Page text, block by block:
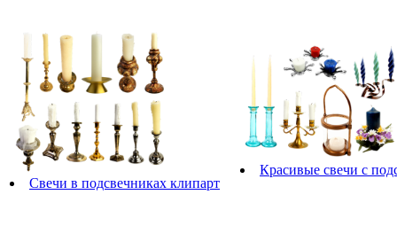
Свечи в подсвечниках клипарт
Красивые свечи с